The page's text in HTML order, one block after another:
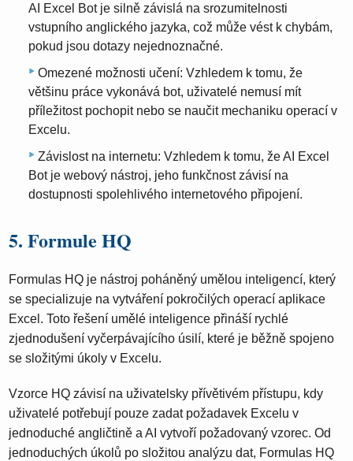
AI Excel Bot je silně závislá na srozumitelnosti
vstupního anglického jazyka, což může vést k chybám,
pokud jsou dotazy nejednoznačné.
Omezené možnosti učení: Vzhledem k tomu, že
většinu práce vykonává bot, uživatelé nemusí mít
příležitost pochopit nebo se naučit mechaniku operací v
Excelu.
Závislost na internetu: Vzhledem k tomu, že AI Excel
Bot je webový nástroj, jeho funkčnost závisí na
dostupnosti spolehlivého internetového připojení.
5. Formule HQ
Formulas HQ je nástroj poháněný umělou inteligencí, který
se specializuje na vytváření pokročilých operací aplikace
Excel. Toto řešení umělé inteligence přináší rychlé
zjednodušení vyčerpávajícího úsilí, které je běžně spojeno
se složitými úkoly v Excelu.
Vzorce HQ závisí na uživatelsky přívětivém přístupu, kdy
uživatelé potřebují pouze zadat požadavek Excelu v
jednoduché angličtině a AI vytvoří požadovaný vzorec. Od
jednoduchých úkolů po složitou analýzu dat, Formulas HQ